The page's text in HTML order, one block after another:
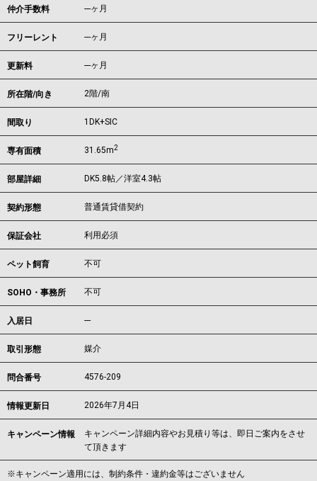
仲介手数料 ---ヶ月
フリーレント ---ヶ月
更新料 ---ヶ月
所在階/向き 2階/南
間取り 1DK+SIC
専有面積 31.65m2
部屋詳細 DK5.8帖／洋室4.3帖
契約形態 普通賃貸借契約
保証会社 利用必須
ペット飼育 不可
SOHO・事務所 不可
入居日 ---
取引形態 媒介
問合番号 4576-209
情報更新日 2026年7月4日
キャンペーン情報
キャンペーン詳細内容やお見積り等は、即日ご案内をさせ
て頂きます
※キャンペーン適用には、制約条件・違約金等はございません